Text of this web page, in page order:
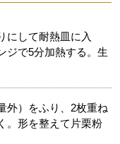
にして耐熱皿に入
ジで5分加熱する。生
外）をふり、2枚重ね
。形を整えて片栗粉